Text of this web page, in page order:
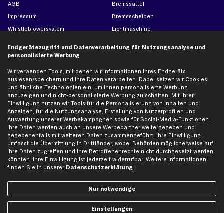
AGB
Impressum
Whistleblowersystem
Widerrufsbelehrung
Bremssattel
Bremsscheiben
Lichtmaschine
Stoßdämpfer
Scheibenwischer
Top Automarken
Audi Ersatzteile
BMW Ersatzteile
Ford Ersatzteile
Mercedes-Benz Ersatzteile
Opel Ersatzteile
Peugeot Ersatzteile
Endgerätezugriff und Datenverarbeitung für Nutzungsanalyse und
personalisierte Werbung
Wir verwenden Tools, mit denen wir Informationen Ihres Endgeräts
auslesen/speichern und Ihre Daten verarbeiten. Dabei setzen wir Cookies
und ähnliche Technologien ein, um Ihnen personalisierte Werbung
anzuzeigen und nicht-personalisierte Werbung zu schalten. Mit Ihrer
Einwilligung nutzen wir Tools für die Personalisierung von Inhalten und
Anzeigen, für die Nutzungsanalyse, Erstellung von Nutzerprofilen und
Auswertung unserer Werbekampagnen sowie für Social-Media-Funktionen.
Ihre Daten werden auch an unsere Werbepartner weitergegeben und
gegebenenfalls mit weiteren Daten zusammengeführt. Ihre Einwilligung
umfasst die Übermittlung in Drittländer, wobei Behörden möglicherweise auf
Ihre Daten zugreifen und Ihre Betroffenenrechte nicht durchgesetzt werden
könnten. Ihre Einwilligung ist jederzeit widerrufbar. Weitere Informationen
finden Sie in unserer Datenschutzerklärung.
Nur notwendige
Einstellungen